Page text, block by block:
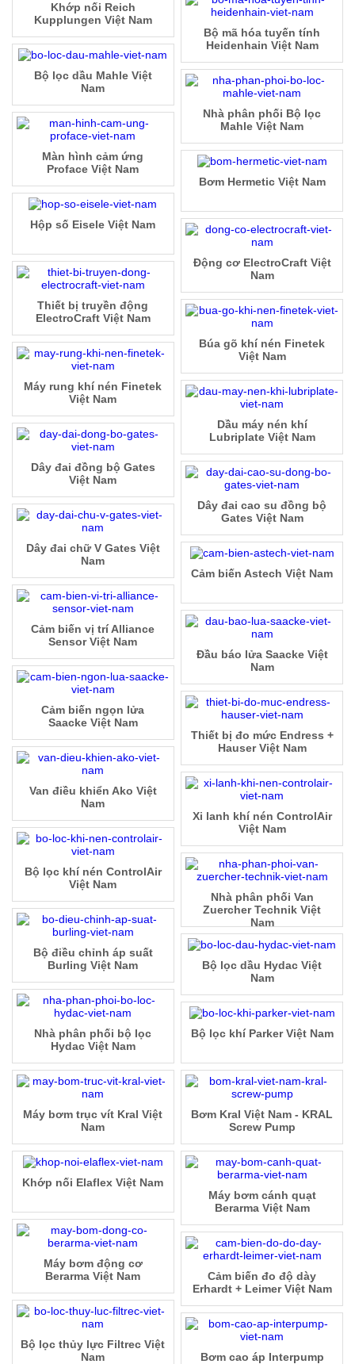
Khớp nối Reich
Kupplungen Việt Nam
Bộ mã hóa tuyến tính
Heidenhain Việt Nam
Bộ lọc dầu Mahle Việt
Nam
Nhà phân phối Bộ lọc
Mahle Việt Nam
Màn hình cảm ứng
Proface Việt Nam
Bơm Hermetic Việt Nam
Hộp số Eisele Việt Nam
Động cơ ElectroCraft Việt
Nam
Thiết bị truyền động
ElectroCraft Việt Nam
Búa gõ khí nén Finetek
Việt Nam
Máy rung khí nén Finetek
Việt Nam
Dầu máy nén khí
Lubriplate Việt Nam
Dây đai đồng bộ Gates
Việt Nam
Dây đai cao su đồng bộ
Gates Việt Nam
Dây đai chữ V Gates Việt
Nam
Cảm biến Astech Việt Nam
Cảm biến vị trí Alliance
Sensor Việt Nam
Đầu báo lửa Saacke Việt
Nam
Cảm biến ngọn lửa
Saacke Việt Nam
Thiết bị đo mức Endress +
Hauser Việt Nam
Van điều khiển Ako Việt
Nam
Xi lanh khí nén ControlAir
Việt Nam
Bộ lọc khí nén ControlAir
Việt Nam
Nhà phân phối Van
Zuercher Technik Việt
Nam
Bộ điều chỉnh áp suất
Burling Việt Nam
Bộ lọc dầu Hydac Việt
Nam
Nhà phân phối bộ lọc
Hydac Việt Nam
Bộ lọc khí Parker Việt Nam
Máy bơm trục vít Kral Việt
Nam
Bơm Kral Việt Nam - KRAL
Screw Pump
Khớp nối Elaflex Việt Nam
Máy bơm cánh quạt
Berarma Việt Nam
Máy bơm động cơ
Berarma Việt Nam
Cảm biến đo độ dày
Erhardt + Leimer Việt Nam
Bộ lọc thủy lực Filtrec Việt
Nam
Bơm cao áp Interpump